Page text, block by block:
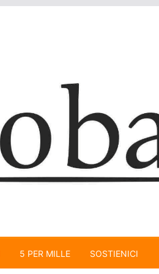
5 PER MILLE SOSTIENICI